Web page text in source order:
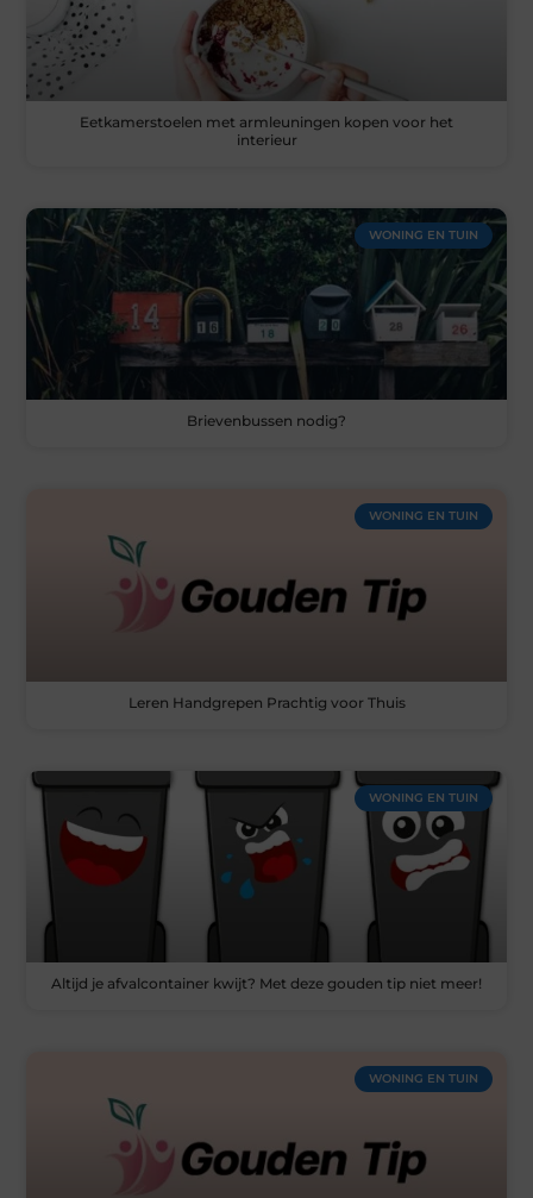
Eetkamerstoelen met armleuningen kopen voor het
interieur
WONING EN TUIN
Brievenbussen nodig?
WONING EN TUIN
Leren Handgrepen Prachtig voor Thuis
WONING EN TUIN
Altijd je afvalcontainer kwijt? Met deze gouden tip niet meer!
WONING EN TUIN